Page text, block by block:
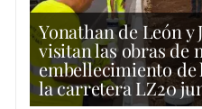
Yonathan de León y
visitan las obras de
embellecimiento de
la carretera LZ20